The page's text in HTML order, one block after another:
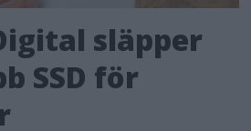
släpper
SSD för